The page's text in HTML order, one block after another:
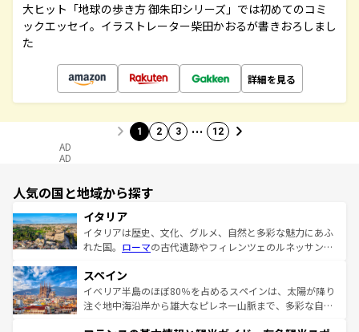
大ヒット「地球の歩き方 御朱印シリーズ」では初めてのコミ
ックエッセイ。イラストレーター柴田かおるが書きおろしまし
た
詳細を見る
1 2 3 … 12
AD
AD
人気の国と地域から探す
イタリア
イタリアは歴史、文化、グルメ、自然と多彩な魅力にあふ
れた国。 ローマの古代遺跡やフィレンツェのルネッサンス
ろん、トスカーナの美しい田園風景やアマルフィ海岸の絶
景など、自然景観も見逃せない。観光の合間には、本場の
ピザやパスタなど、絶品のイタリア料理を堪能することも
スペイン
イベリア半島のほぼ80％を占めるスペインは、太陽が降り
注ぐ地中海沿岸から雄大なピレネー山脈まで、多彩な自然